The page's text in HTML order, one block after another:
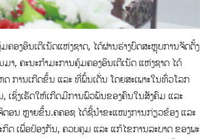
ງອິນເຕີເນັດແຫ່ງຊາດ,​ ໄດ້ຜ່ານຮ່າງບົດສະຫຼຸບການຈັດຕັ້ງ
າ, ຄະນະກຳມະການຄຸ້ມຄອງອິນເຕີເນັດ ແຫ່ງຊາດ ໄດ້
ການເກີດຂຶ້ນ ແລະ ທີ່ພົ້ນເດັ່ນ ໂດຍສະເພາະໃນທົ່ວໂລກ
ເຊິ່ງເຮັດໃຫ້ເກີດມີການພົວພັນຂອງຄົນໃນສັງຄົມ ແລະ
ອນ ຫຼາຍຂຶ້ນ.ຄຄອຊ ໄດ້ຊີ້ນຳຂະແໜງການກ່ຽວຂ້ອງ ແລະ
ດ ເພື່ອປ້ອງກັນ, ຄວບຄຸມ ແລະ ແກ້ໄຂການລະບາດ ຂອງພະ